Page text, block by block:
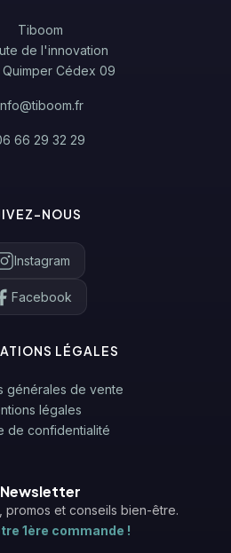
Tiboom
de l'innovation
Quimper Cédex 09
66 29 32 29
NOUS
Instagram
Facebook
LÉGALES
générales de vente
légales
de confidentialité
Newsletter
promos et conseils bien-être.
1ère commande !